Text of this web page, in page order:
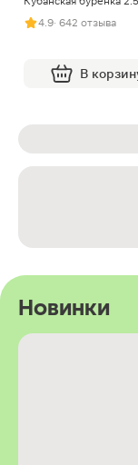
4.9· 642 отзыва
В
Новинки